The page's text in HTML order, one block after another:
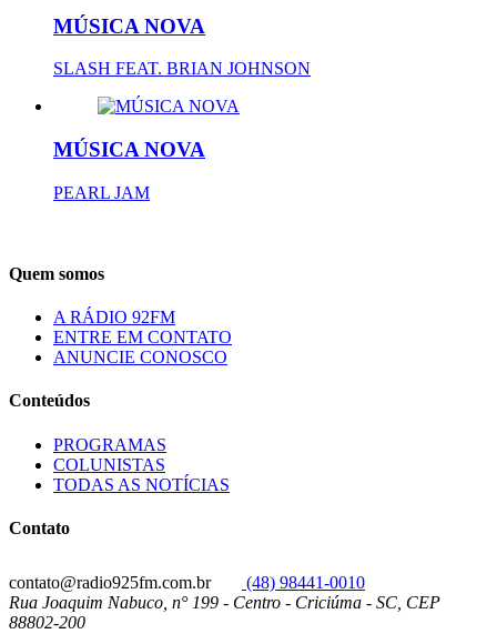
MÚSICA NOVA
SLASH FEAT. BRIAN JOHNSON
MÚSICA NOVA
PEARL JAM
Quem somos
A RÁDIO 92FM
ENTRE EM CONTATO
ANUNCIE CONOSCO
Conteúdos
PROGRAMAS
COLUNISTAS
TODAS AS NOTÍCIAS
Contato
contato@radio925fm.com.br
(48) 98441-0010
Rua Joaquim Nabuco, n° 199 - Centro - Criciúma - SC, CEP
88802-200